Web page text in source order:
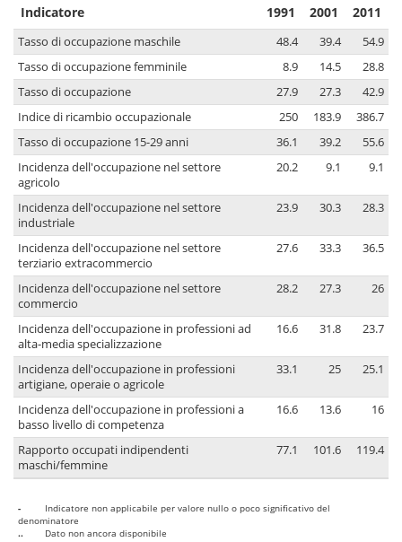
Indicatore 1991 2001 2011
Tasso di occupazione maschile 48.4 39.4
54.9
Tasso di occupazione femminile
8.9 14.5
28.8
Tasso di occupazione
27.9 27.3
42.9
Indice di ricambio occupazionale
250 183.9
386.7
Tasso di occupazione 15-29 anni
36.1 39.2
55.6
Incidenza dell'occupazione nel settore
agricolo
20.2 9.1 9.1
Incidenza dell'occupazione nel settore
industriale
23.9 30.3 28.3
Incidenza dell'occupazione nel settore
terziario extracommercio
27.6 33.3 36.5
Incidenza dell'occupazione nel settore
commercio
28.2 27.3 26
Incidenza dell'occupazione in professioni ad
alta-media specializzazione
16.6 31.8 23.7
Incidenza dell'occupazione in professioni
artigiane, operaie o agricole
33.1 25 25.1
Incidenza dell'occupazione in professioni a
basso livello di competenza
16.6 13.6 16
Rapporto occupati indipendenti
maschi/femmine
77.1 101.6 119.4
-
Indicatore non applicabile per valore nullo o poco significativo del
denominatore
..
Dato non ancora disponibile